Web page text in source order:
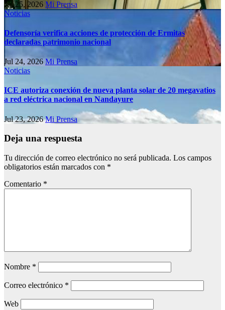
Jul 25, 2026 Mi Prensa
Noticias
Defensoría verifica acciones de protección de Ermitas
declaradas patrimonio nacional
Jul 24, 2026Mi Prensa
Noticias
ICE autoriza conexión de nueva planta solar de 20 megavatios
a red eléctrica nacional en Nandayure
Jul 23, 2026Mi Prensa
Deja una respuesta
Tu dirección de correo electrónico no será publicada. Los campos
obligatorios están marcados con *
Comentario *
Nombre *
Correo electrónico *
Web